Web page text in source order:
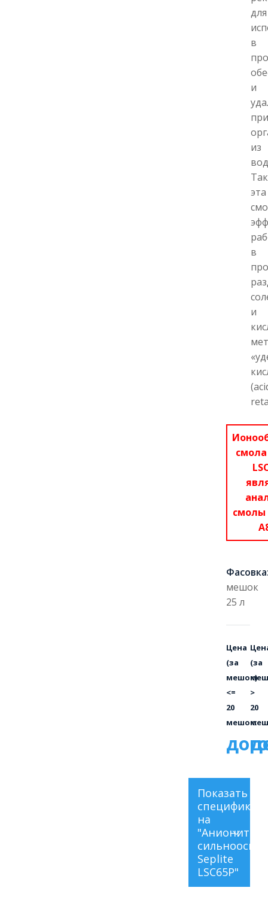
для
в
и
из
эта
в
и
смолы
мешок
25 л
Цена
(за
мешок)
<=
20
мешок:
(за
>
20
Показать
на
"Анионит
Seplite
LSC65P"